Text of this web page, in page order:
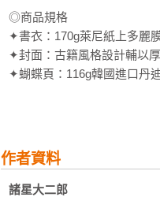
◎商品規格
✦書衣：170g萊尼紙上多麗
✦封面：古籍風格設計輔以
✦蝴蝶頁：116g韓國進口丹
作者資料
諸星大二郎